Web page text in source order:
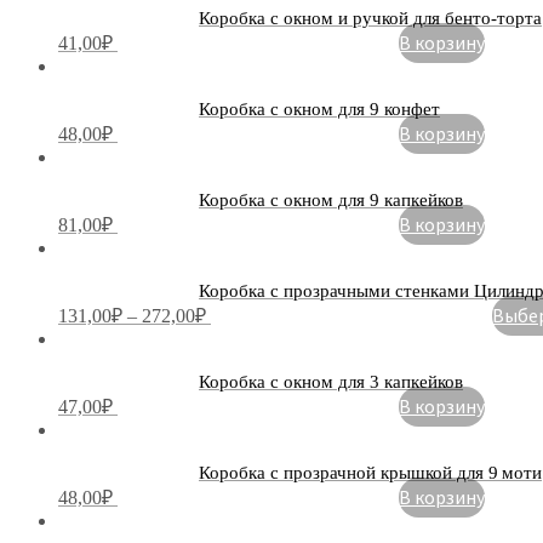
Коробка с окном и ручкой для бенто-торта
41,00₽ В корзину
Коробка с окном для 9 конфет
48,00₽ В корзину
Коробка с окном для 9 капкейков
81,00₽ В корзину
Коробка с прозрачными стенками Цилиндр
131,00₽ – 272,00₽
Коробка с окном для 3 капкейков
47,00₽ В корзину
Коробка с прозрачной крышкой для 9 моти
48,00₽ В корзину